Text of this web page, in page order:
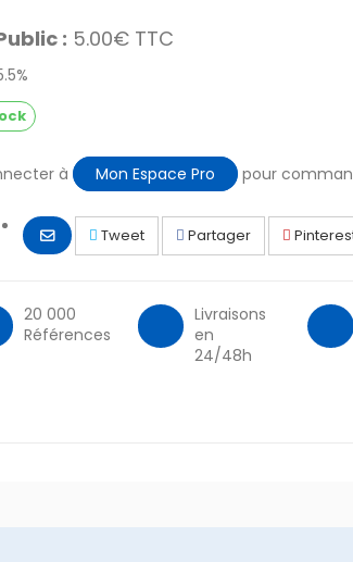
: 5.00€ TTC
à Mon Espace Pro pour
Tweet Partager
20 000
Références
Livraisons
en
24/48h